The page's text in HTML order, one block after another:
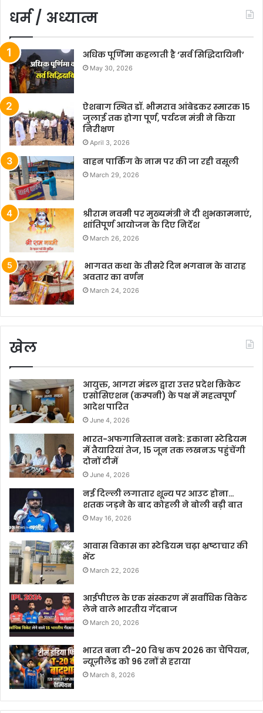
धर्म / अध्यात्म
अधिक पूर्णिमा कहलाती है ‘सर्व सिद्धिदायिनी’
May 30, 2026
ऐशबाग स्थित डॉ. भीमराव आंबेडकर स्मारक 15
जुलाई तक होगा पूर्ण, पर्यटन मंत्री ने किया
निरीक्षण
April 3, 2026
वाहन पार्किंग के नाम पर की जा रही वसूली
March 29, 2026
श्रीराम नवमी पर मुख्यमंत्री ने दी शुभकामनाएं,
शांतिपूर्ण आयोजन के दिए निर्देश
March 26, 2026
भागवत कथा के तीसरे दिन भगवान के वाराह
अवतार का वर्णन
March 24, 2026
खेल
आयुक्त, आगरा मंडल द्वारा उत्तर प्रदेश क्रिकेट
एसोसिएशन (कम्पनी) के पक्ष में महत्वपूर्ण
आदेश पारित
June 4, 2026
भारत-अफगानिस्तान वनडे: इकाना स्टेडियम
में तैयारियां तेज, 15 जून तक लखनऊ पहुंचेंगी
दोनों टीमें
June 4, 2026
नई दिल्ली लगातार शून्य पर आउट होना…
शतक जड़ने के बाद कोहली ने बोली बड़ी बात
May 16, 2026
आवास विकास का स्टेडियम चढ़ा भ्रष्टाचार की
भेंट
March 22, 2026
आईपीएल के एक संस्करण में सर्वाधिक विकेट
लेने वाले भारतीय गेंदबाज
March 20, 2026
भारत बना टी-20 विश्व कप 2026 का चैंपियन,
न्यूज़ीलैंड को 96 रनों से हराया
March 8, 2026